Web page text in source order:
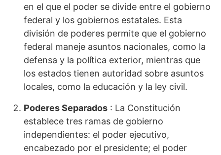
en el que el poder se divide entre el gobierno
federal y los gobiernos estatales. Esta
división de poderes permite que el gobierno
federal maneje asuntos nacionales, como la
defensa y la política exterior, mientras que
los estados tienen autoridad sobre asuntos
locales, como la educación y la ley civil.
Poderes Separados : La Constitución
establece tres ramas de gobierno
independientes: el poder ejecutivo,
encabezado por el presidente; el poder